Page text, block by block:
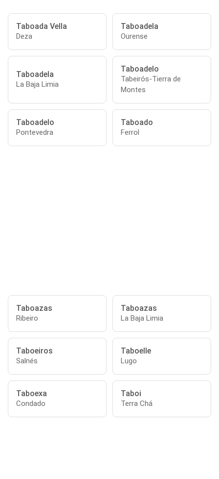
Taboada Vella
Deza
Taboadela
Ourense
Taboadela
La Baja Limia
Taboadelo
Tabeirós-Tierra de
Montes
Taboadelo
Pontevedra
Taboado
Ferrol
Taboazas
Ribeiro
Taboazas
La Baja Limia
Taboeiros
Salnés
Taboelle
Lugo
Taboexa
Condado
Taboi
Terra Chá